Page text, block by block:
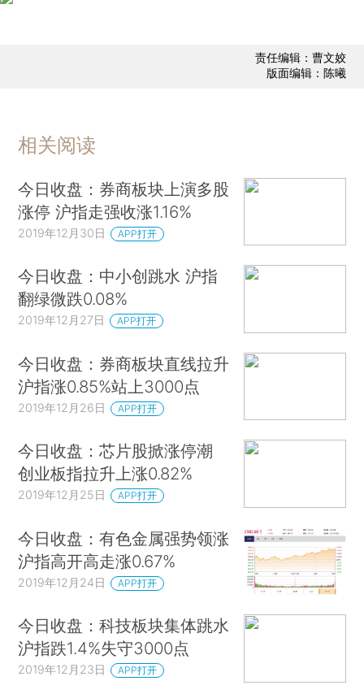
责任编辑：曹文姣
版面编辑：陈曦
相关阅读
今日收盘：券商板块上演多股
涨停 沪指走强收涨1.16%
2019年12月30日 APP打开
今日收盘：中小创跳水 沪指
翻绿微跌0.08%
2019年12月27日 APP打开
今日收盘：券商板块直线拉升
沪指涨0.85%站上3000点
2019年12月26日 APP打开
今日收盘：芯片股掀涨停潮
创业板指拉升上涨0.82%
2019年12月25日 APP打开
今日收盘：有色金属强势领涨
沪指高开高走涨0.67%
2019年12月24日 APP打开
今日收盘：科技板块集体跳水
沪指跌1.4%失守3000点
2019年12月23日 APP打开